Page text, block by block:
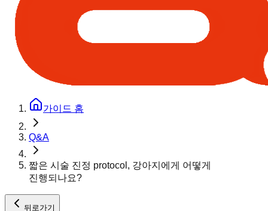
가이드 홈
Q&A
짧은 시술 진정 protocol, 강아지에게 어떻게
진행되나요?
뒤로가기